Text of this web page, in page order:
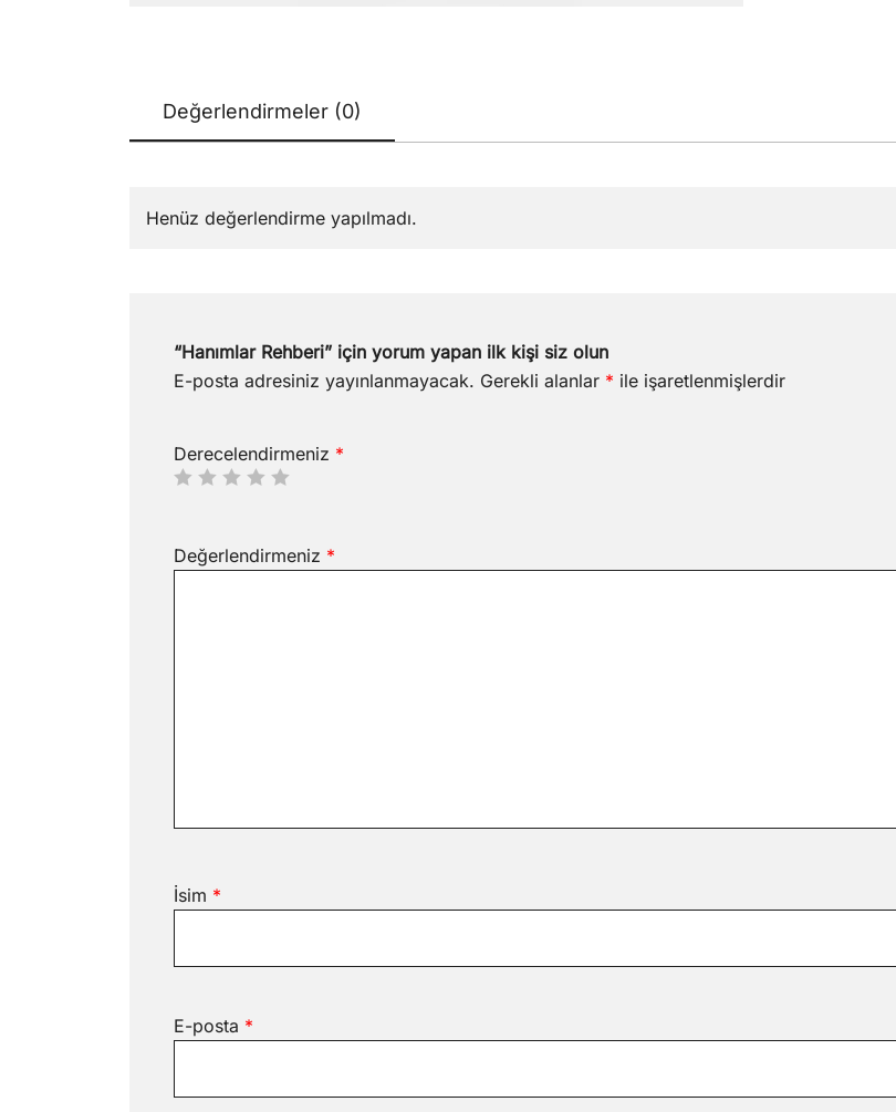
Değerlendirmeler (0)
Henüz değerlendirme yapılmadı.
“Hanımlar Rehberi” için yorum yapan ilk kişi siz olun
E-posta adresiniz yayınlanmayacak. Gerekli alanlar * ile işaretlenmişlerdir
Derecelendirmeniz *
Değerlendirmeniz *
İsim *
E-posta *